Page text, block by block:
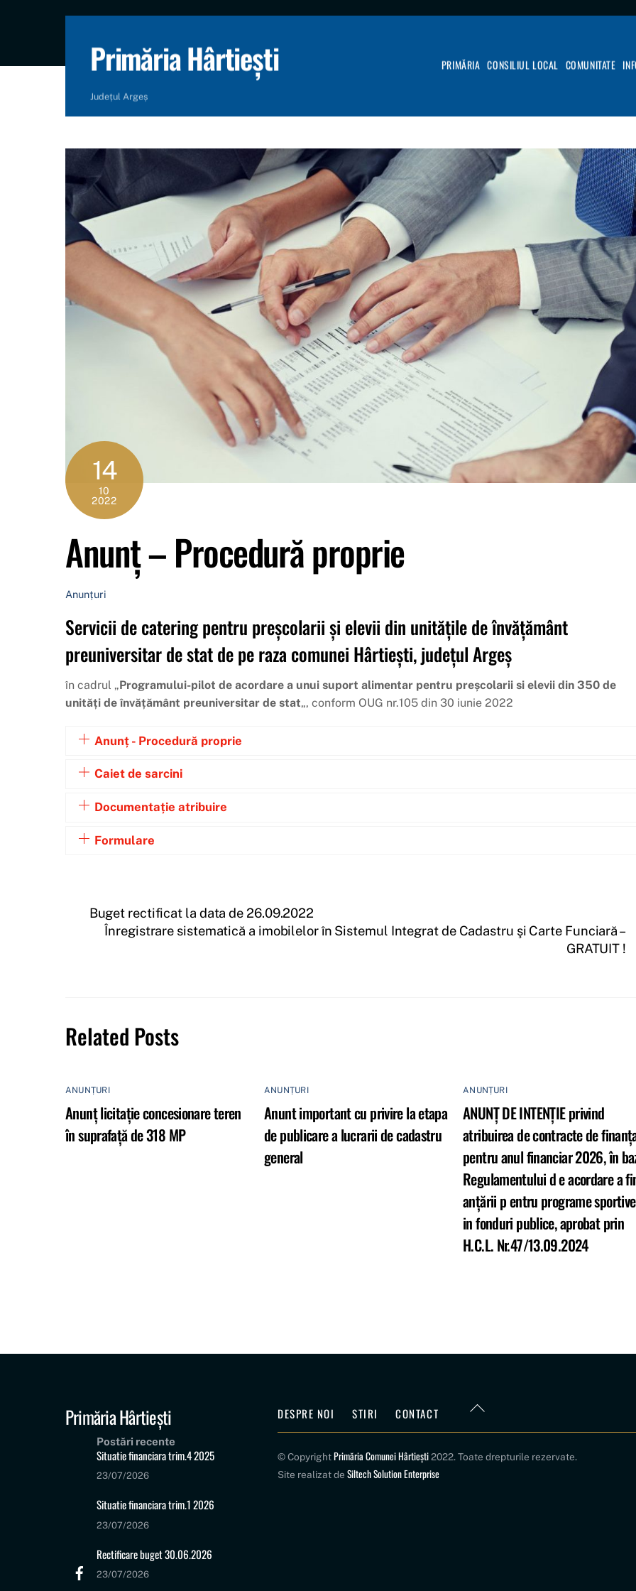
Primăria Hârtiești
Județul Argeș
PRIMĂRIA CONSILIUL LOCAL COMUNITATE
14
10
2022
Anunț – Procedură proprie
Anunțuri
Servicii de catering pentru preșcolarii și elevii din unitățile de învățământ
preuniversitar de stat de pe raza comunei Hârtiești, județul Argeș
în cadrul „Programului-pilot de acordare a unui suport alimentar pentru preșcolarii si elevii din 350 de
unități de învățământ preuniversitar de stat„, conform OUG nr.105 din 30 iunie 2022
Anunț - Procedură proprie
Caiet de sarcini
Documentație atribuire
Formulare
Buget rectificat la data de 26.09.2022
Înregistrare sistematică a imobilelor în Sistemul Integrat de Cadastru şi Carte Funciară –
GRATUIT !
Related Posts
ANUNȚURI
Anunț licitație concesionare teren
în suprafață de 318 MP
ANUNȚURI
Anunt important cu privire la etapa
de publicare a lucrarii de cadastru
general
ANUNȚURI
ANUNȚ DE INTENȚIE privind
atribuirea de contracte de
pentru anul financiar 2026, în
Regulamentului d e acordare a
anţării p entru programe
in fonduri publice, aprobat prin
H.C.L. Nr.47/13.09.2024
Back
Primăria Hârtiești
Postări recente
Situatie financiara trim.4 2025
23/07/2026
Situatie financiara trim.1 2026
23/07/2026
Rectificare buget 30.06.2026
23/07/2026
DESPRE NOI STIRI CONTACT
© CopyrightPrimăria Comunei Hârtiești2022. Toate drepturile rezervate.
Site realizat deSiltech Solution Enterprise